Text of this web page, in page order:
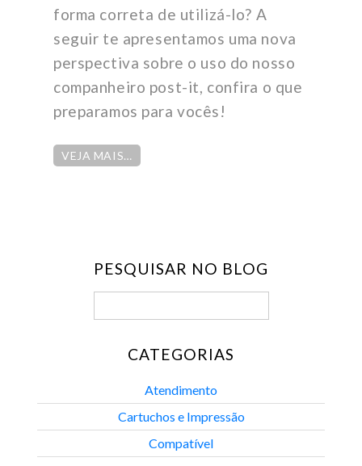
forma correta de utilizá-lo? A
seguir te apresentamos uma nova
perspectiva sobre o uso do nosso
companheiro post-it, confira o que
preparamos para vocês!
VEJA MAIS…
PESQUISAR NO BLOG
CATEGORIAS
Atendimento
Cartuchos e Impressão
Compatível